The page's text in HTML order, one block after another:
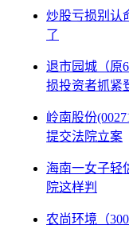
炒股亏损别认
了
退市园城（原
损投资者抓紧
岭南股份
提交法院立案
海南一女子轻
院这样判
农尚环境（